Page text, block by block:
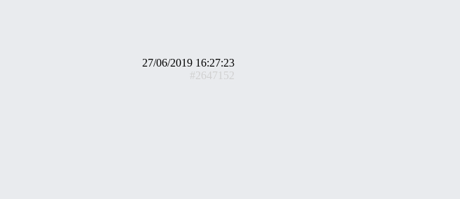
27/06/2019 16:27:23
#2647152